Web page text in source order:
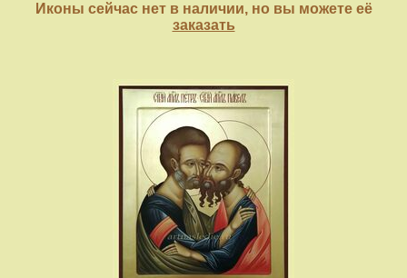
Иконы сейчас нет в наличии, но вы можете её
заказать